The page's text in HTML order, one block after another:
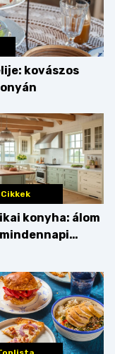
kovászos
Cikkek
konyha: álom